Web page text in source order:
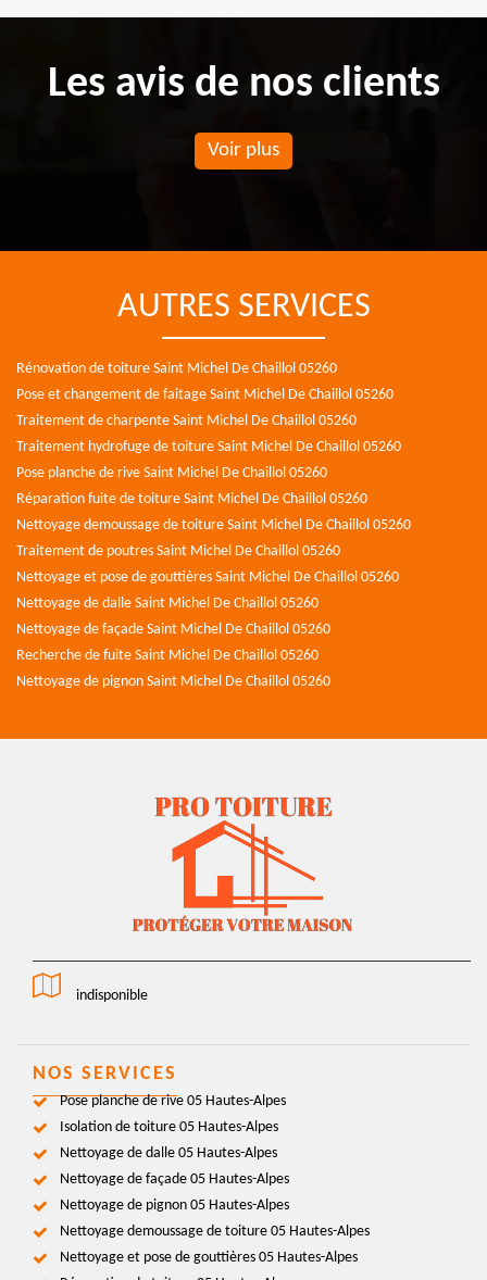
Les avis de nos clients
Voir plus
AUTRES SERVICES
Rénovation de toiture Saint Michel De Chaillol 05260
Pose et changement de faitage Saint Michel De Chaillol 05260
Traitement de charpente Saint Michel De Chaillol 05260
Traitement hydrofuge de toiture Saint Michel De Chaillol 05260
Pose planche de rive Saint Michel De Chaillol 05260
Réparation fuite de toiture Saint Michel De Chaillol 05260
Nettoyage demoussage de toiture Saint Michel De Chaillol 05260
Traitement de poutres Saint Michel De Chaillol 05260
Nettoyage et pose de gouttières Saint Michel De Chaillol 05260
Nettoyage de dalle Saint Michel De Chaillol 05260
Nettoyage de façade Saint Michel De Chaillol 05260
Recherche de fuite Saint Michel De Chaillol 05260
Nettoyage de pignon Saint Michel De Chaillol 05260
indisponible
NOS SERVICES
Pose planche de rive 05 Hautes-Alpes
Isolation de toiture 05 Hautes-Alpes
Nettoyage de dalle 05 Hautes-Alpes
Nettoyage de façade 05 Hautes-Alpes
Nettoyage de pignon 05 Hautes-Alpes
Nettoyage demoussage de toiture 05 Hautes-Alpes
Nettoyage et pose de gouttières 05 Hautes-Alpes